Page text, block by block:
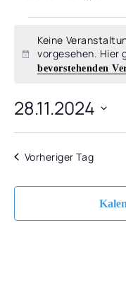
FÜR
NOVEMBER
2024
Hinweis
Keine
vorgesehen. Hier
bevorstehenden
28.11.2024
Datum
Vorheriger Tag